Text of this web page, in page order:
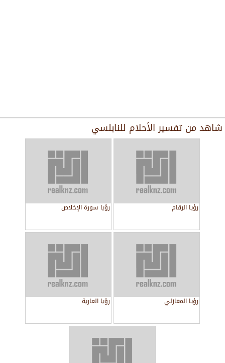
شاهد من تفسير الأحلام للنابلسي
رؤيا الرقام رؤيا سورة الإخلاص
رؤيا المغازلي رؤيا العارية